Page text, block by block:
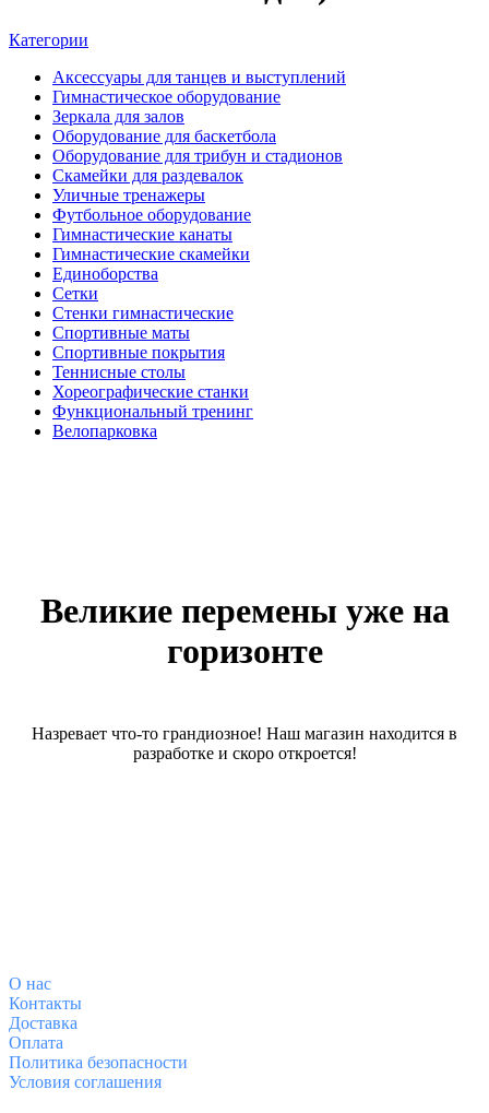
Категории
Аксессуары для танцев и выступлений
Гимнастическое оборудование
Зеркала для залов
Оборудование для баскетбола
Оборудование для трибун и стадионов
Скамейки для раздевалок
Уличные тренажеры
Футбольное оборудование
Гимнастические канаты
Гимнастические скамейки
Единоборства
Сетки
Стенки гимнастические
Спортивные маты
Спортивные покрытия
Теннисные столы
Хореографические станки
Функциональный тренинг
Велопарковка
Великие перемены уже на
горизонте
Назревает что-то грандиозное! Наш магазин находится в
разработке и скоро откроется!
О нас
Контакты
Доставка
Оплата
Политика безопасности
Условия соглашения